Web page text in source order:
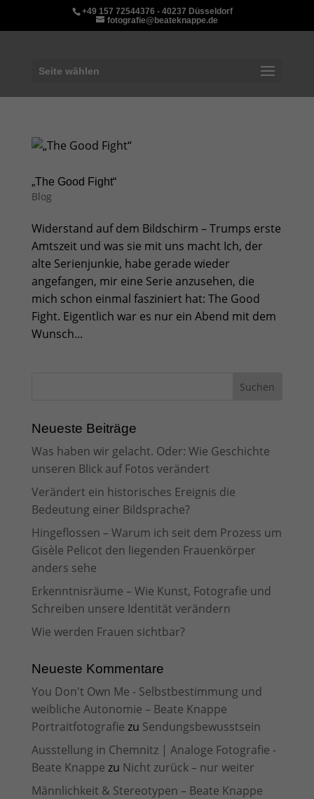
+49 157 72544376 - 40237 Düsseldorf
fotografie@beateknappe.de
Seite wählen
„The Good Fight“
Blog
Widerstand auf dem Bildschirm – Trumps erste
Amtszeit und was sie mit uns macht Ich, der
alte Serienjunkie, habe gerade wieder
angefangen, mir eine Serie anzusehen, die
mich schon einmal fasziniert hat: The Good
Fight. Eigentlich war es nur ein Abend mit dem
Wunsch...
Neueste Beiträge
Was haben wir gelacht. Oder: Wie Geschichte
unseren Blick auf Fotos verändert
Verändert ein historisches Ereignis die
Bedeutung einer Bildsprache?
Hingeflossen – Warum ich seit dem Prozess um
Gisèle Pelicot den liegenden Frauenkörper
anders sehe
Erkenntnisräume – Wie Kunst, Fotografie und
Schreiben unsere Identität verändern
Wie werden Frauen sichtbar?
Neueste Kommentare
You Don't Own Me - Selbstbestimmung und
weibliche Autonomie – Beate Knappe
Portraitfotografie zu Sendungsbewusstsein
Ausstellung in Chemnitz | Analoge Fotografie -
Beate Knappe zu Nicht zurück – nur weiter
Männlichkeit & Stereotypen – Beate Knappe